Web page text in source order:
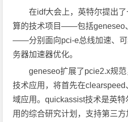
在idf大会上，英特尔提出
算的技术项目——包括geneseo
——分别面向pci-e总线加速、可
务器加速器优化。
geneseo扩展了pcie2.x规
技术应用，将首先在
域应用。quickassist技术是英
用的综合研究计划，支持第三